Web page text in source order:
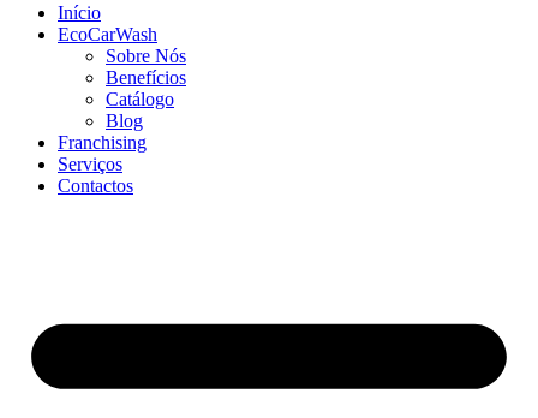
Início
EcoCarWash
Sobre Nós
Benefícios
Catálogo
Blog
Franchising
Serviços
Contactos